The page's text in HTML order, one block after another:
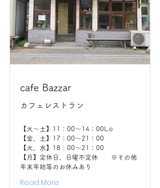
cafe Bazzar
カフェレストラン
【火〜土】11：00～14：00L.o
【金、土】17：00～21：00
【火、水】18：00〜21：00
【月】定休日、日曜不定休 ※その他
年末年始等のお休みあり
Read More